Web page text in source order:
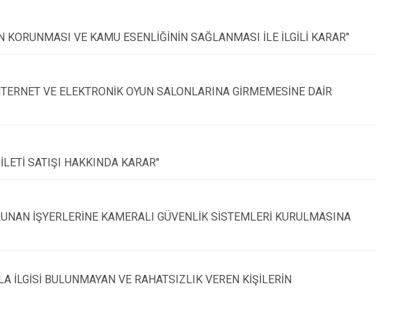
KORUNMASI VE KAMU ESENLİĞİNİN SAĞLANMASI İLE İLGİLİ KARAR"
VE ELEKTRONİK OYUN SALONLARINA GİRMEMESİNE DAİR
SATIŞI HAKKINDA KARAR"
İŞYERLERİNE KAMERALI GÜVENLİK SİSTEMLERİ KURULMASINA
İLGİSİ BULUNMAYAN VE RAHATSIZLIK VEREN KİŞİLERİN